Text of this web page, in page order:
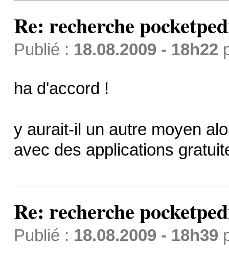
Re: recherche
Publié : 18.08.2009 - 18h22
ha d'accord !
y aurait-il un autre moyen
avec des applications
Re: recherche
Publié : 18.08.2009 - 18h39